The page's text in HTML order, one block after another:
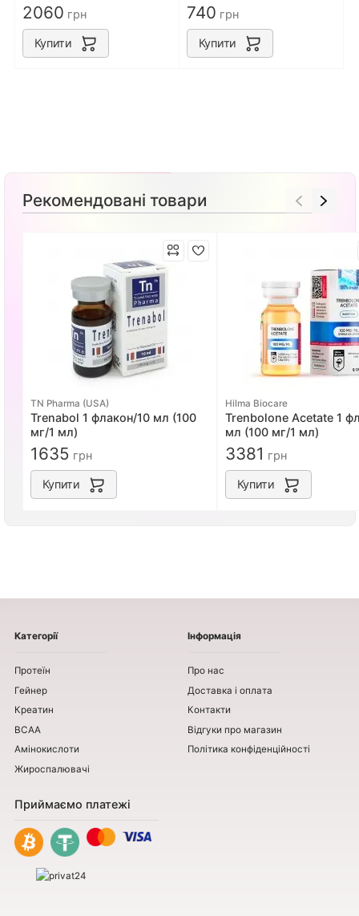
2060 грн
Купити
740 грн
Купити
Рекомендовані товари
TN Pharma (USA)
Trenabol 1 флакон/10 мл (100
мг/1 мл)
1635 грн
Купити
Hilma Biocare
Trenbolone Acetate 1
мл (100 мг/1 мл)
3381 грн
Купити
Категорії
Протеїн
Гейнер
Креатин
BCAA
Амінокислоти
Жироспалювачі
Інформація
Про нас
Доставка і оплата
Контакти
Відгуки про магазин
Політика конфіденційності
Приймаємо платежі